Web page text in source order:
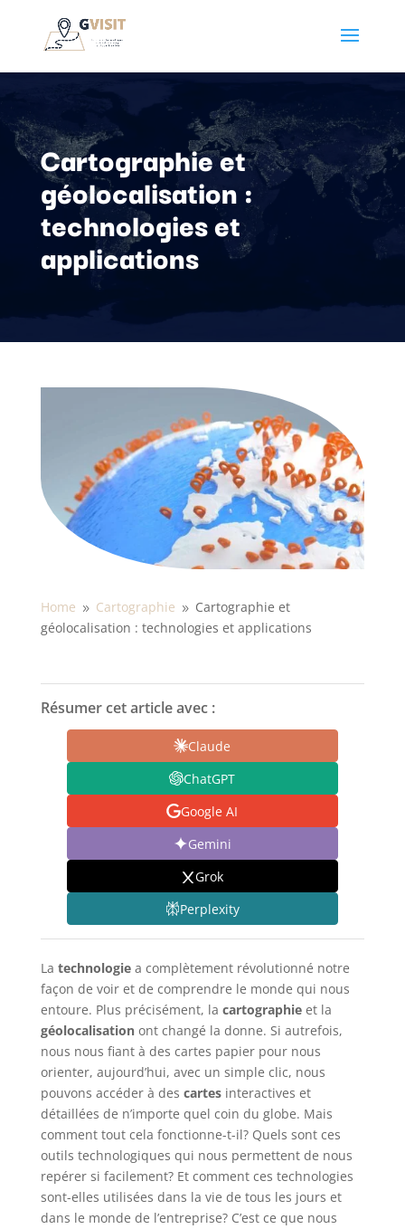
Cartographie et
géolocalisation :
technologies et
applications
Home 9 Cartographie 9 Cartographie et
géolocalisation : technologies et applications
Résumer cet article avec :
Claude
ChatGPT
Google AI
Gemini
Grok
Perplexity
La technologiea complètement révolutionné notre
façon de voir et de comprendre le monde qui nous
entoure. Plus précisément, la cartographieet la
géolocalisationont changé la donne. Si autrefois,
nous nous fiant à des cartes papier pour nous
orienter, aujourd’hui, avec un simple clic, nous
pouvons accéder à des cartesinteractives et
détaillées de n’importe quel coin du globe. Mais
comment tout cela fonctionne-t-il? Quels sont ces
outils technologiques qui nous permettent de nous
repérer si facilement? Et comment ces technologies
sont-elles utilisées dans la vie de tous les jours et
dans le monde de l’entreprise? C’est ce que nous